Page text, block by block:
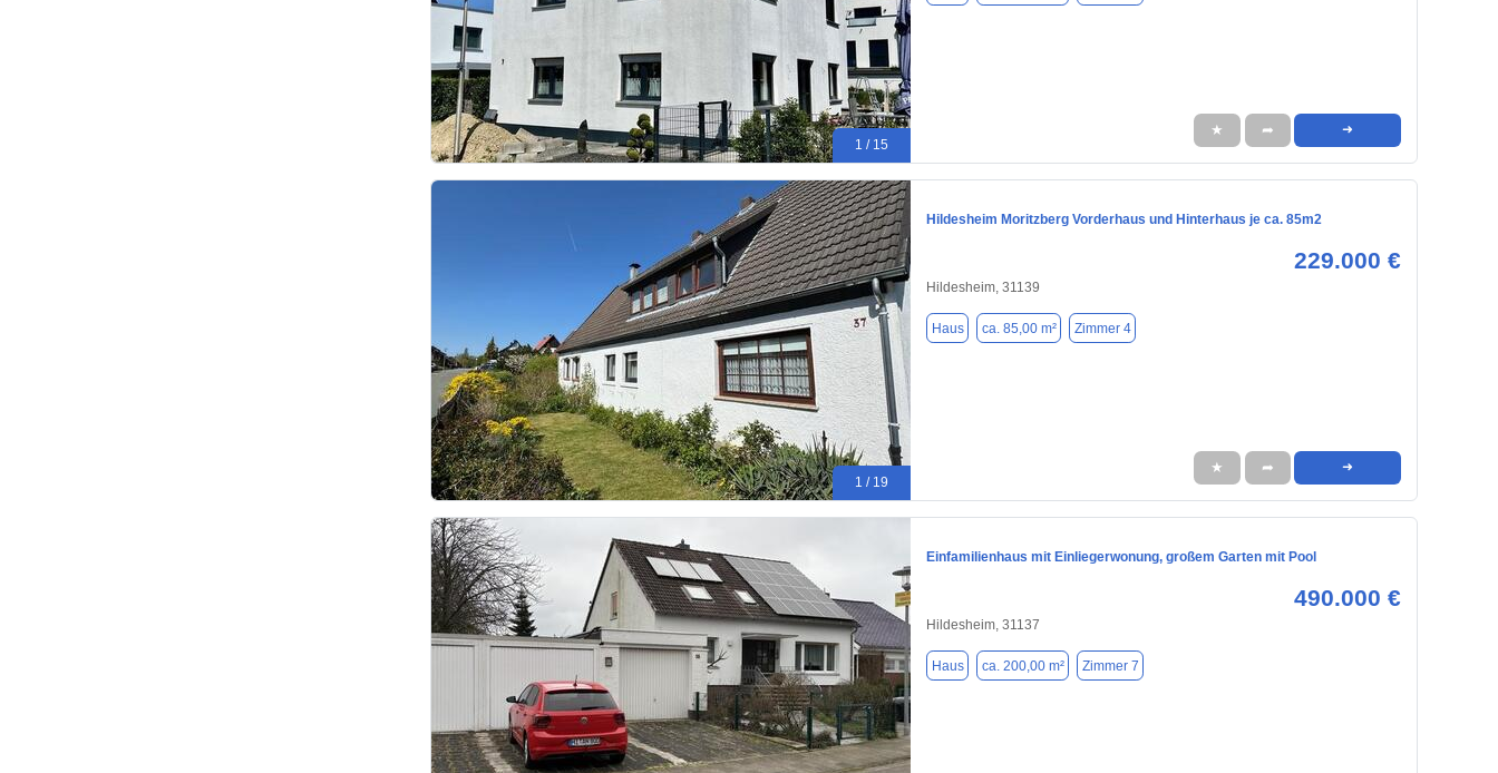
1 / 15
★ ➦ ➜
1 / 19
Hildesheim Moritzberg Vorderhaus und Hinterhaus je ca. 85m2
229.000 €
Hildesheim, 31139
Haus ca. 85,00 m² Zimmer 4
★ ➦ ➜
Einfamilienhaus mit Einliegerwonung, großem Garten mit Pool
490.000 €
Hildesheim, 31137
Haus ca. 200,00 m² Zimmer 7